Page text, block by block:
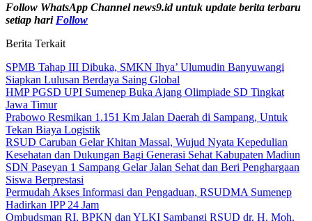
Follow WhatsApp Channel news9.id untuk update berita terbaru
setiap hari Follow
Berita Terkait
SPMB Tahap III Dibuka, SMKN Ihya’ Ulumudin Banyuwangi
Siapkan Lulusan Berdaya Saing Global
HMP PGSD UPI Sumenep Buka Ajang Olimpiade SD Tingkat
Jawa Timur
Prabowo Resmikan 1.151 Km Jalan Daerah di Sampang, Untuk
Tekan Biaya Logistik
RSUD Caruban Gelar Khitan Massal, Wujud Nyata Kepedulian
Kesehatan dan Dukungan Bagi Generasi Sehat Kabupaten Madiun
SDN Paseyan 1 Sampang Gelar Jalan Sehat dan Beri Penghargaan
Siswa Berprestasi
Permudah Akses Informasi dan Pengaduan, RSUDMA Sumenep
Hadirkan IPP 24 Jam
Ombudsman RI, BPKN dan YLKI Sambangi RSUD dr. H. Moh.